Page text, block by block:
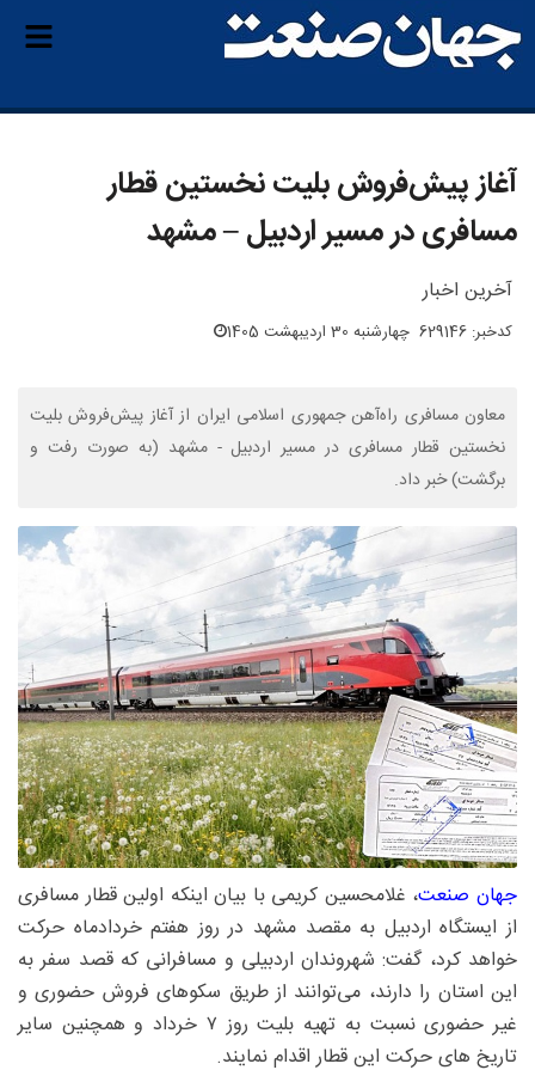
آغاز پیش‌فروش بلیت نخستین قطار
مسافری در مسیر اردبیل – مشهد
آخرین اخبار
کدخبر: 629146 چهارشنبه 30 اردیبهشت 1405
معاون مسافری راه‌آهن جمهوری اسلامی ایران از آغاز پیش‌فروش بلیت
نخستین قطار مسافری در مسیر اردبیل - مشهد (به صورت رفت و
برگشت) خبر داد.
جهان صنعت، غلامحسین کریمی با بیان اینکه اولین قطار مسافری
از ایستگاه اردبیل به مقصد مشهد در روز هفتم خردادماه حرکت
خواهد کرد، گفت: شهروندان اردبیلی و مسافرانی که قصد سفر به
این استان را دارند، می‌توانند از طریق سکوهای فروش حضوری و
غیر حضوری نسبت به تهیه بلیت روز ۷ خرداد و همچنین سایر
تاریخ های حرکت این قطار اقدام نمایند.